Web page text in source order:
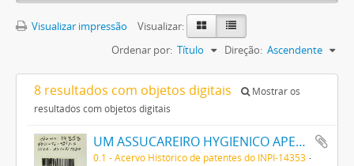
Visualizar impressão
Visualizar:
Ordenar por: Título Direção: Ascendente
8 resultados com objetos digitais
Mostrar os
resultados com objetos digitais
UM ASSUCAREIRO HYGIENICO APERFEIÇOADO DENOMINADO ASSUCAREIRO POPULAR
0.1 - Acervo Histórico de patentes do INPI-14353